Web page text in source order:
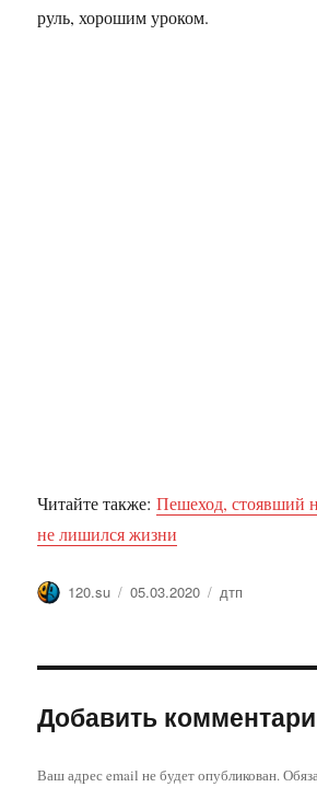
руль, хорошим уроком.
Читайте также:Пешеход, стоявший
не лишился жизни
Автор
120.su Опубликовано
05.03.2020 Метки
дтп
Добавить
Ваш адрес email не будет опубликован.